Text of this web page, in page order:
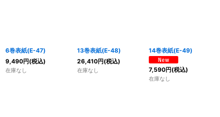
6巻表紙(E-47)
9,490円(税込)
在庫なし
13巻表紙(E-48)
26,410円(税込)
在庫なし
14巻表紙(E-49)
7,590円(税込)
在庫なし